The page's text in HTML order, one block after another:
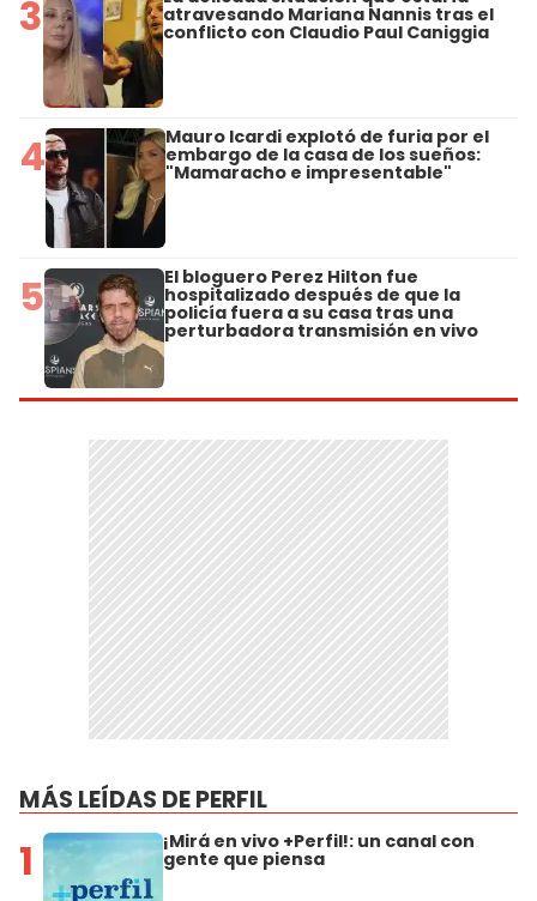
3 atravesando Mariana Nannis tras el
conflicto con Claudio Paul Caniggia
4 Mauro Icardi explotó de furia por el
embargo de la casa de los sueños:
"Mamaracho e impresentable"
5 El bloguero Perez Hilton fue
hospitalizado después de que la
policía fuera a su casa tras una
perturbadora transmisión en vivo
MÁS LEÍDAS DE PERFIL
1 ¡Mirá en vivo +Perfil!: un canal con
gente que piensa